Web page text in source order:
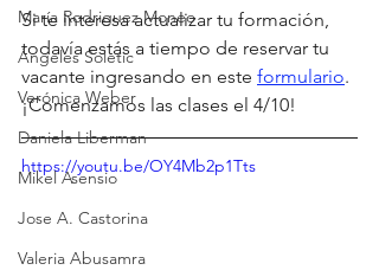
María Rodriguez Moneo
Ángeles Soletic
Verónica Weber
Daniela Liberman
Mikel Asensio
Jose A. Castorina
Valeria Abusamra
Si te interesa actualizar tu formación,
todavía estás a tiempo de reservar tu
vacante ingresando en este formulario.
¡Comenzamos las clases el 4/10!
https://youtu.be/OY4Mb2p1Tts